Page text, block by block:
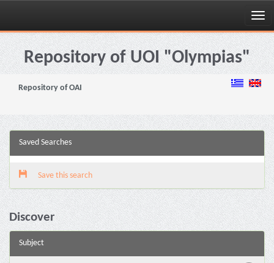
Skip
navigationRepository of UOI "Olympias"
Repository of OAI
Saved Searches
Save this search
Discover
Subject